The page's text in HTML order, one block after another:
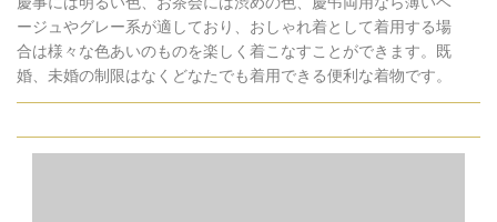
ージュやグレー系が適しており、おしゃれ着として着用する場
合は様々な色あいのものを楽しく着こなすことができます。既
婚、未婚の制限はなくどなたでも着用できる便利な着物です。